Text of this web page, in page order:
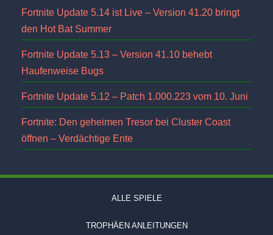
Fortnite Update 5.14 ist Live – Version 41.20 bringt
den Hot Bat Summer
Fortnite Update 5.13 – Version 41.10 behebt
Haufenweise Bugs
Fortnite Update 5.12 – Patch 1.000.223 vom 10. Juni
Fortnite: Den geheimen Tresor bei Cluster Coast
öffnen – Verdächtige Ente
ALLE SPIELE
TROPHÄEN ANLEITUNGEN